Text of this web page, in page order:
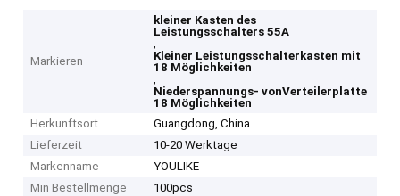
Markieren
kleiner Kasten des
Leistungsschalters 55A
,
Kleiner Leistungsschalterkasten mit
18 Möglichkeiten
,
Niederspannungs- vonVerteilerplatte
18 Möglichkeiten
Herkunftsort
Guangdong, China
Lieferzeit
10-20 Werktage
Markenname
YOULIKE
Min Bestellmenge
100pcs